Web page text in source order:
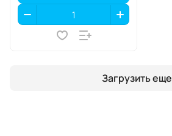
Загрузить еще